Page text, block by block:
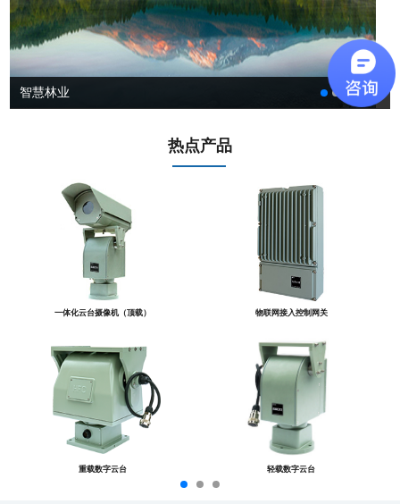
智慧林业
热点产品
一体化云台摄像机（顶载） 物联网接入控制网关
重载数字云台 轻载数字云台